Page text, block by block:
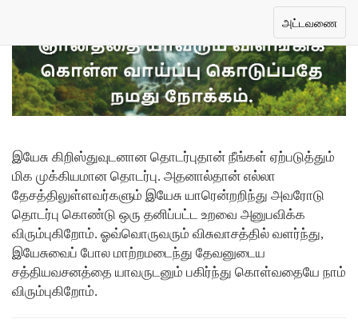
Toggle
navigation
அட்டவணை
இயேசு கிறிஸ்துவுடனான தொடர்புதான் நீங்கள் ஏற்படுத்தும்
மிக முக்கியமான தொடர்பு. அதனால்தான் எல்லா
தேசத்திலுள்ளவர்களும் இயேசு யாரென்றறிந்து அவரோடு
தொடர்பு கொண்டு ஒரு தனிப்பட்ட உறவை அனுபவிக்க
விரும்புகிறோம். ஓவ்வொருவரும் விசுவாசத்தில் வளர்ந்து,
இயேசுவைப் போல மாற்றமடைந்து தேவனுடைய
சத்தியவசனத்தை யாவருடனும் பகிர்ந்து கொள்வதையே நாம்
விரும்புகிறோம்.